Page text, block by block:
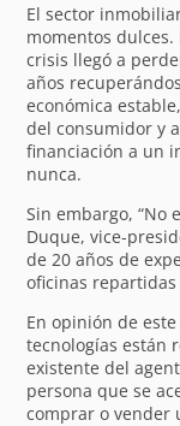
El sector
momentos
crisis llegó a
años
económica
del consumidor y
financiación a un
nunca.
Sin embargo, “No
Duque, vice-
de 20 años de
oficinas
En opinión de
tecnologías están
existente del
persona que se
comprar o vender